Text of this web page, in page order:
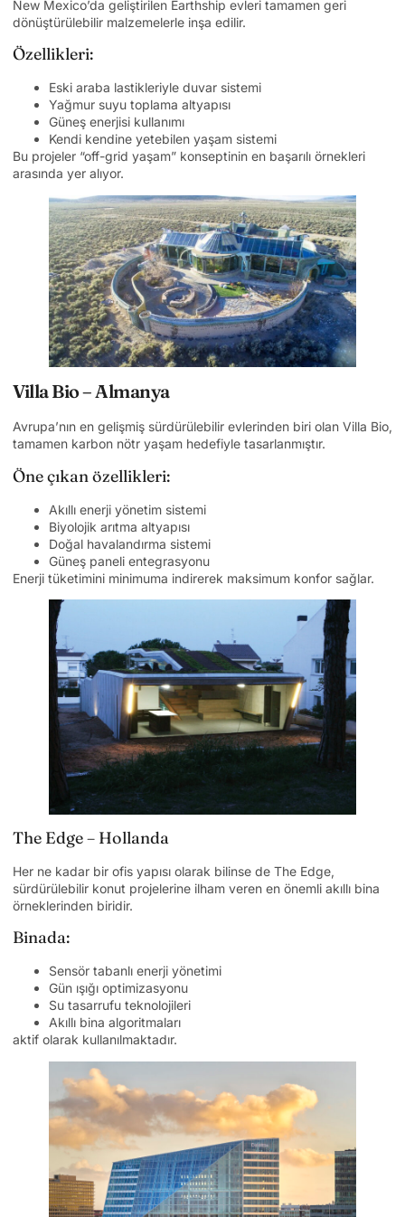
New Mexico’da geliştirilen Earthship evleri tamamen geri
dönüştürülebilir malzemelerle inşa edilir.
Özellikleri:
Eski araba lastikleriyle duvar sistemi
Yağmur suyu toplama altyapısı
Güneş enerjisi kullanımı
Kendi kendine yetebilen yaşam sistemi
Bu projeler “off-grid yaşam” konseptinin en başarılı örnekleri
arasında yer alıyor.
Villa Bio – Almanya
Avrupa’nın en gelişmiş sürdürülebilir evlerinden biri olan Villa Bio,
tamamen karbon nötr yaşam hedefiyle tasarlanmıştır.
Öne çıkan özellikleri:
Akıllı enerji yönetim sistemi
Biyolojik arıtma altyapısı
Doğal havalandırma sistemi
Güneş paneli entegrasyonu
Enerji tüketimini minimuma indirerek maksimum konfor sağlar.
The Edge – Hollanda
Her ne kadar bir ofis yapısı olarak bilinse de The Edge,
sürdürülebilir konut projelerine ilham veren en önemli akıllı bina
örneklerinden biridir.
Binada:
Sensör tabanlı enerji yönetimi
Gün ışığı optimizasyonu
Su tasarrufu teknolojileri
Akıllı bina algoritmaları
aktif olarak kullanılmaktadır.